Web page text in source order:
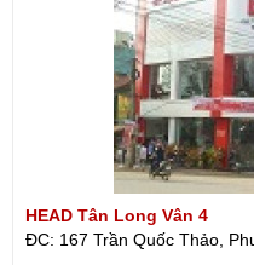
HEAD Tân Long Vân 4
ĐC: 167 Trần Quốc Thảo,